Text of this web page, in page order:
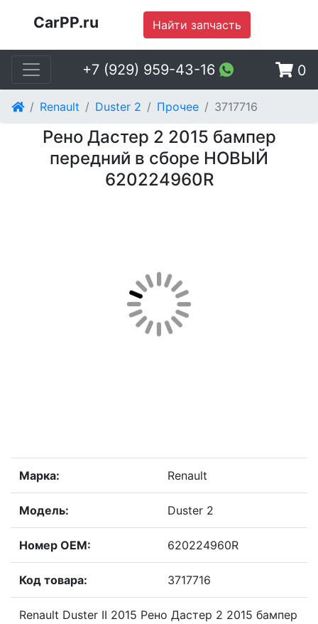
CarPP.ru Найти запчасть
+7 (929) 959-43-16 0
Renault Duster 2 Прочее 3717716
Рено Дастер 2 2015 бампер
передний в сборе НОВЫЙ
620224960R
Марка: Renault
Модель: Duster 2
Номер OEM: 620224960R
Код товара: 3717716
Renault Duster II 2015 Рено Дастер 2 2015 бампер